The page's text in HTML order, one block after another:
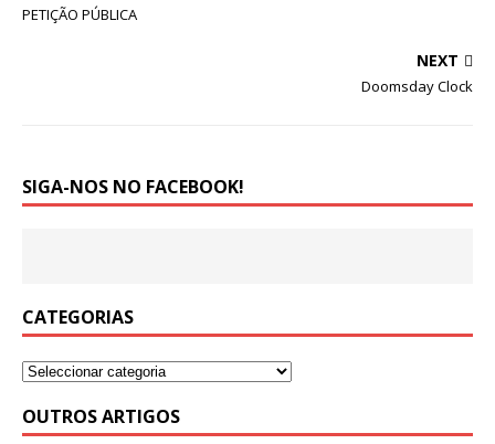
PETIÇÃO PÚBLICA
NEXT
Doomsday Clock
SIGA-NOS NO FACEBOOK!
CATEGORIAS
OUTROS ARTIGOS